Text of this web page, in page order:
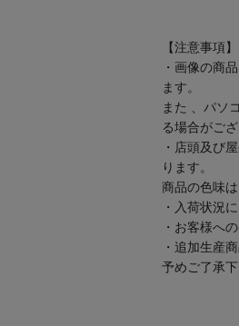
【注意事項】
・画像の商
ます。
また 、パソ
る場合がござ
・店頭及び
ります。
商品の色味
・入荷状況
・お客様へ
・追加生産
予めご了承下